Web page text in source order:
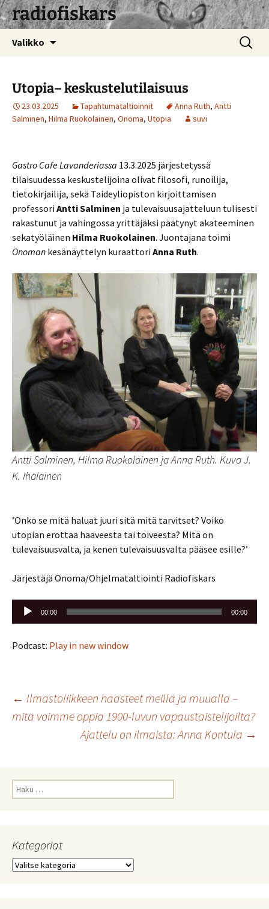
radiofiskars
Valikko Haku:
Utopia– keskustelutilaisuus
23.03.2025 Tapahtumataltioinnit Anna Ruth, Antti
Salminen, Hilma Ruokolainen, Onoma, Utopia suvi
Gastro Cafe Lavanderiassa 13.3.2025 järjestetyssä
tilaisuudessa keskustelijoina olivat filosofi, runoilija,
tietokirjailija, sekä Taideyliopiston kirjoittamisen
professori Antti Salminen ja tulevaisuusajatteluun tulisesti
rakastunut ja vahingossa yrittäjäksi päätynyt akateeminen
sekatyöläinen Hilma Ruokolainen. Juontajana toimi
Onoman kesänäyttelyn kuraattori Anna Ruth.
Antti Salminen, Hilma Ruokolainen ja Anna Ruth. Kuva J.
K. Ihalainen
’Onko se mitä haluat juuri sitä mitä tarvitset? Voiko
utopian erottaa haaveesta tai toiveesta? Mitä on
tulevaisuusvalta, ja kenen tulevaisuusvalta pääsee esille?’
Järjestäjä Onoma/Ohjelmataltiointi Radiofiskars
Äänitoistin
00:00 00:00
Podcast: Play in new window
Artikkelien
selaus
← Ilmastoliikkeen haasteet meillä ja muualla –
mitä voimme oppia 1900-luvun vapaustaistelijoilta?
Ajattelu on ilmaista: Anna Kontula →
Haku:
Kategoriat
Kategoriat